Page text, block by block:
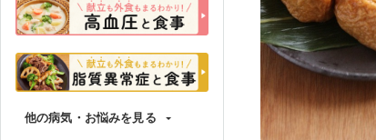
他の病気・お悩みを見る